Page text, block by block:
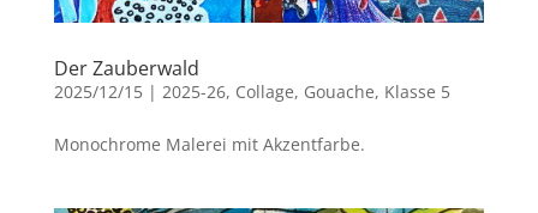
Der Zauberwald
2025/12/15| 2025-26, Collage, Gouache, Klasse 5
Monochrome Malerei mit Akzentfarbe.